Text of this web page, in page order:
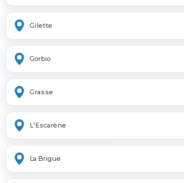
Gilette
Gorbio
Grasse
L'Escarène
La Brigue